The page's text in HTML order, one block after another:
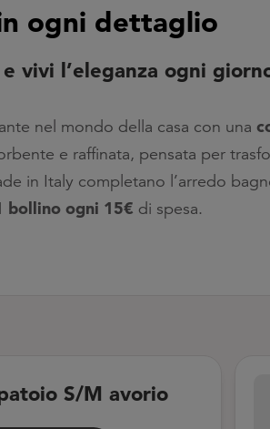
ogni dettaglio
vivi l’eleganza ogni
nel mondo della casa con una
e raffinata, pensata per
in Italy completano l’arredo
bollino ogni 15€ di spesa.
S/M avorio